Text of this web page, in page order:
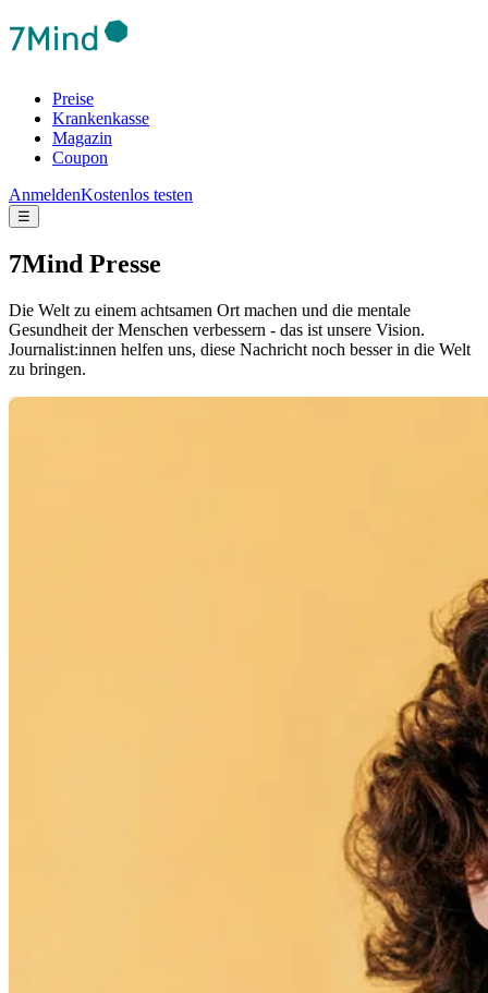
Preise
Krankenkasse
Magazin
Coupon
AnmeldenKostenlos testen
☰
7Mind Presse
Die Welt zu einem achtsamen Ort machen und die mentale
Gesundheit der Menschen verbessern - das ist unsere Vision.
Journalist:innen helfen uns, diese Nachricht noch besser in die Welt
zu bringen.